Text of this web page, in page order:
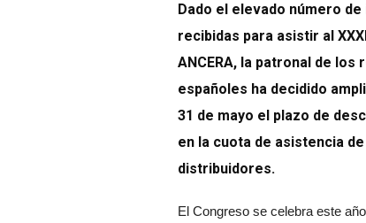
Dado el elevado número
recibidas para asistir al
ANCERA, la patronal de los
españoles ha decidido
31 de mayo el plazo de
en la cuota de asistencia
distribuidores.
El Congreso se celebra este